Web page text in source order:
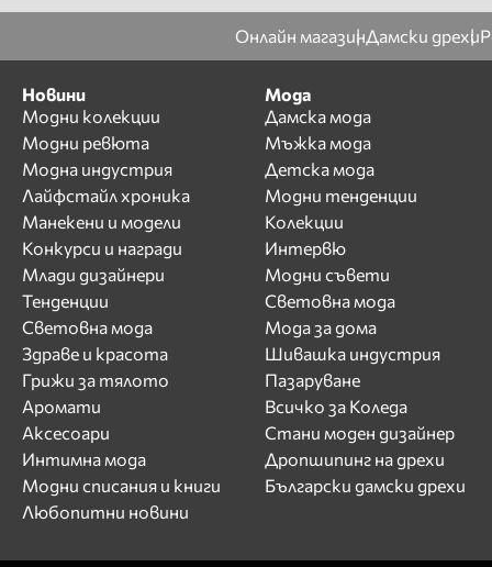
М
Магдалина Вълчанова
Маги Желязкова
Мариана Маринова
Мариела
Мария Вълчева
Мария Митева
Мариян Кюрпанов
Мартин Иванов
Мартина Славчева
Мира Симеонова
Мирела Тракийска
Н
Нанси Карабойчева
Онлайн магазинДамски дрехи
Новини
Модни колекции
Модни ревюта
Модна индустрия
Лайфстайл хроника
Манекени и модели
Конкурси и награди
Млади дизайнери
Тенденции
Световна мода
Здраве и красота
Грижи за тялото
Аромати
Аксесоари
Интимна мода
Модни списания и книги
Любопитни новини
Мода
Дамска мода
Мъжка мода
Детска мода
Модни тенденции
Колекции
Интервю
Модни съвети
Световна мода
Мода за дома
Шивашка индустрия
Пазаруване
Всичко за Коледа
Стани моден дизайнер
Дропшипинг на дрехи
Български дамски дрехи